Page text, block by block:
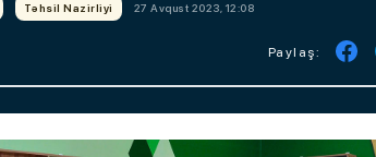
Təhsil Nazirliyi 27 Avqust 2023, 12:08
Paylaş: